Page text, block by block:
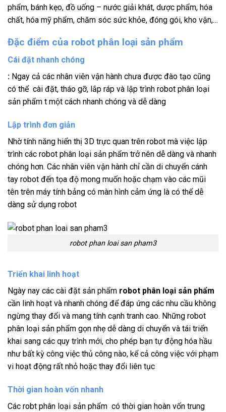
phẩm, bánh kẹo, đồ uống – nước giải khát, dược phẩm, hóa
chất, hóa mỹ phẩm, chăm sóc sức khỏe, đóng gói, kho vận,…
Đặc điểm của robot phân loại sản phẩm
Cái đặt nhanh chóng
: Ngay cả các nhân viên vận hành chưa được đào tạo cũng
có thể cài đặt, tháo gỡ, lắp ráp và lập trình robot phân loại
sản phẩm t một cách nhanh chóng và dễ dàng
Lập trình đơn giản
Nhờ tính năng hiển thị 3D trực quan trên robot mà việc lập
trình các robot phân loại sản phẩm trở nên dễ dàng và nhanh
chóng hơn. Các nhân viên vận hành chỉ cần di chuyển cánh
tay robot đến tọa độ mong muốn hoặc chạm vào các mũi
tên trên máy tính bảng có màn hình cảm ứng là có thể dễ
dàng sử dụng robot
robot phan loai san pham3
Triển khai linh hoạt
Ngày nay các cài đặt sản phẩm robot phân loại sản phẩm
cần linh hoạt và nhanh chóng để đáp ứng các nhu cầu không
ngừng thay đổi và mang tính cạnh tranh cao. Những robot
phân loại sản phẩm gọn nhẹ dễ dàng di chuyển và tái triển
khai sang các quy trình mới, cho phép bạn tự động hóa hầu
như bất kỳ công việc thủ công nào, kể cả công việc với phạm
vi hoạt động rất nhỏ hoặc thay đổi liên tục
Thời gian hoàn vốn nhanh
Các robt phân loại sản phẩm có thời gian hoàn vốn trung